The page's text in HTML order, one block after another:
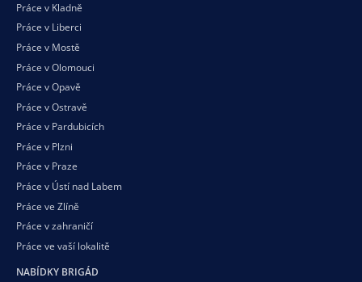
Práce v Kladně
Práce v Liberci
Práce v Mostě
Práce v Olomouci
Práce v Opavě
Práce v Ostravě
Práce v Pardubicích
Práce v Plzni
Práce v Praze
Práce v Ústí nad Labem
Práce ve Zlíně
Práce v zahraničí
Práce ve vaší lokalitě
NABÍDKY BRIGÁD